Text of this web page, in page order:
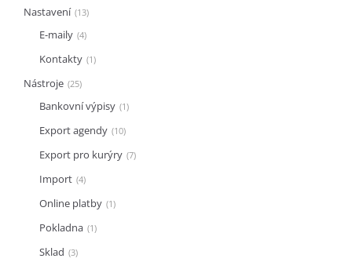
Nastavení 13
E-maily 4
Kontakty 1
Nástroje 25
Bankovní výpisy 1
Export agendy 10
Export pro kurýry 7
Import 4
Online platby 1
Pokladna 1
Sklad 3